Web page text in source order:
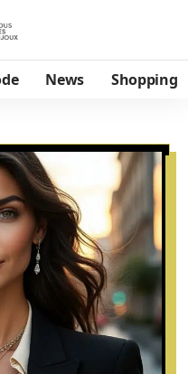
News Shopping